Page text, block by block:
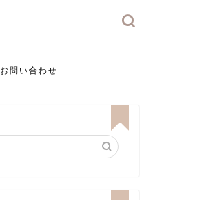
お問い合わせ